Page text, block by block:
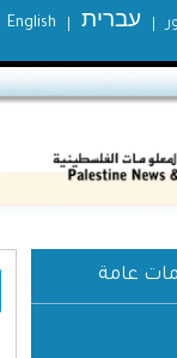
English עברית
عامة